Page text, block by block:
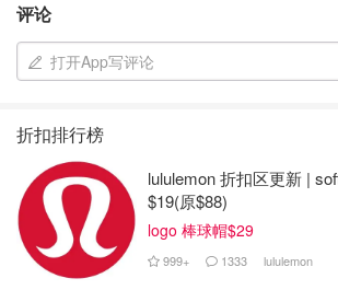
Maui岛地标-版权属于
两个人的airbnb真是不好订，稍微好一点
少要提前半年，对于临时起意plus懒癌晚
couple来说，难上加难。。。最后在vrbo
kihei，用marriot的积分，定了3个晚上
离得挺近，都是相对冷门一点的，老美
评论
打开App写评论
折扣排行榜
lululemon 折扣区更新 |
$19(原$88)
logo 棒球帽$29
999+ 1333 lululemon